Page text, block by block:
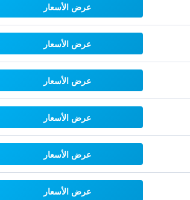
عرض الأسعار
عرض الأسعار
عرض الأسعار
عرض الأسعار
عرض الأسعار
عرض الأسعار